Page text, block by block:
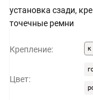
установка сзади,
точечные ремни
Крепление: к
Цвет: